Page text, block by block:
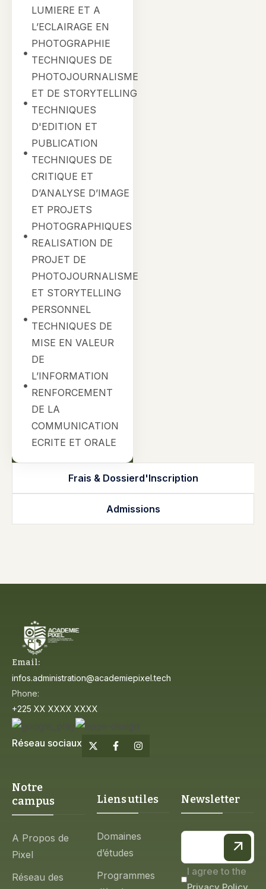
Frais & Dossierd'Inscription
Admissions
LUMIERE ET A
L’ECLAIRAGE EN
PHOTOGRAPHIE
TECHNIQUES DE
PHOTOJOURNALISME
ET DE STORYTELLING
TECHNIQUES
D'EDITION ET
PUBLICATION
TECHNIQUES DE
CRITIQUE ET
D’ANALYSE D’IMAGE
ET PROJETS
PHOTOGRAPHIQUES
REALISATION DE
PROJET DE
PHOTOJOURNALISME
ET STORYTELLING
PERSONNEL
TECHNIQUES DE
MISE EN VALEUR
DE
L’INFORMATION
RENFORCEMENT
DE LA
COMMUNICATION
ECRITE ET ORALE
Email:
infos.administration@academiepixel.tech
Phone:
+225 XX XXXX XXXX
Réseau sociaux
Notre
campus
A Propos de
Pixel
Réseau des
Liens utiles
Domaines
d’études
Programmes
Newsletter
I agree to the